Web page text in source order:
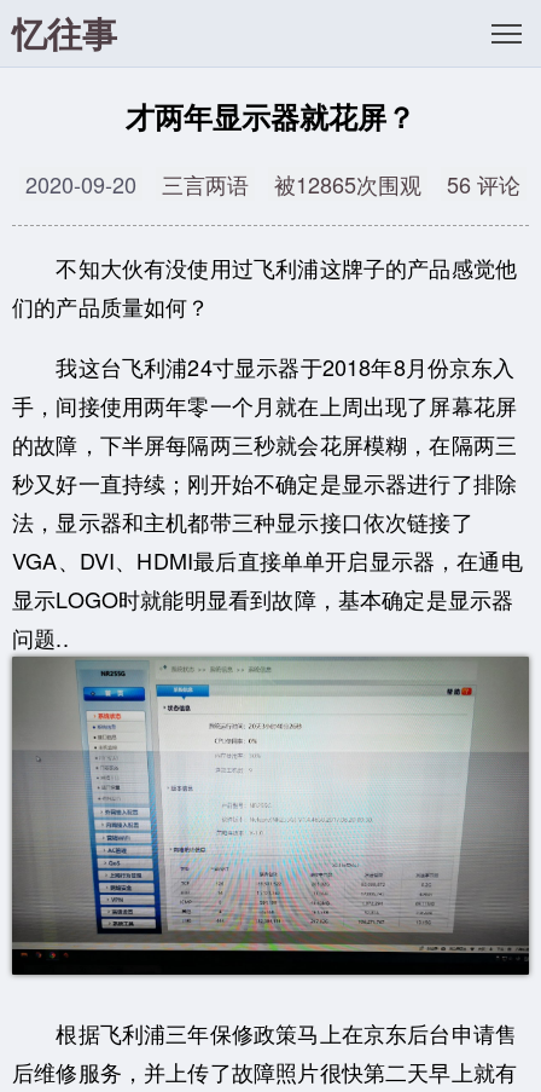
忆往事
才两年显示器就花屏？
2020-09-20 三言两语 被12865次围观 56 评论
不知大伙有没使用过飞利浦这牌子的产品感觉他
们的产品质量如何？
我这台飞利浦24寸显示器于2018年8月份京东入
手，间接使用两年零一个月就在上周出现了屏幕花屏
的故障，下半屏每隔两三秒就会花屏模糊，在隔两三
秒又好一直持续；刚开始不确定是显示器进行了排除
法，显示器和主机都带三种显示接口依次链接了
VGA、DVI、HDMI最后直接单单开启显示器，在通电
显示LOGO时就能明显看到故障，基本确定是显示器
问题..
根据飞利浦三年保修政策马上在京东后台申请售
后维修服务，并上传了故障照片很快第二天早上就有